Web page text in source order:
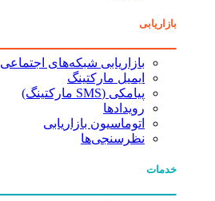
بازاریابی
بازاریابی شبکه‌های اجتماعی
ایمیل مارکتینگ
پیامکی (SMS مارکتینگ)
رویدادها
اتوماسیون بازاریابی
نظرسنجی‌ها
خدمات